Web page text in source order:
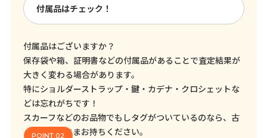
付属品はチェック！
付属品はございますか？
保存袋や箱、証明書などの付属品があることで査定結果が
大きく変わる場合があります。
特にショルダーストラップ・鍵・カデナ・クロシェットな
どは忘れがちです！
スカーフなどのお品物でもしタグがついているのなら、古
くてもそのままお持ちください。